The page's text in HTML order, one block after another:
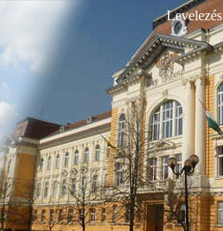
Levelezés